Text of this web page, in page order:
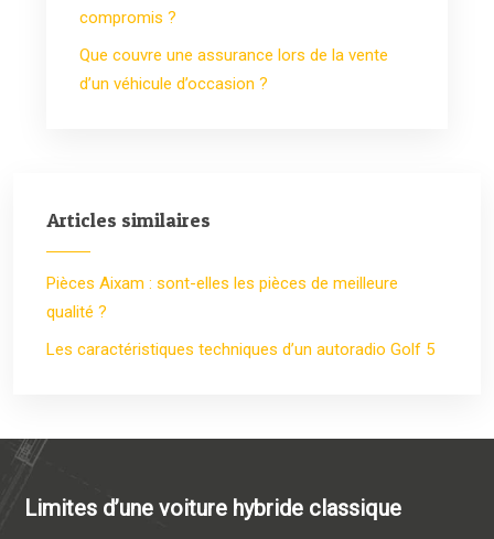
compromis ?
Que couvre une assurance lors de la vente
d’un véhicule d’occasion ?
Articles similaires
Pièces Aixam : sont-elles les pièces de meilleure
qualité ?
Les caractéristiques techniques d’un autoradio Golf 5
Limites d’une voiture hybride classique